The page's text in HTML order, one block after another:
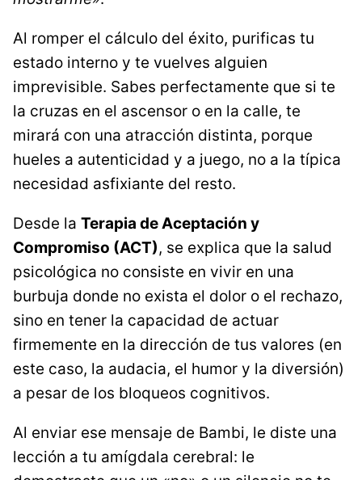
Al romper el cálculo del éxito, purificas tu
estado interno y te vuelves alguien
imprevisible. Sabes perfectamente que si te
la cruzas en el ascensor o en la calle, te
mirará con una atracción distinta, porque
hueles a autenticidad y a juego, no a la típica
necesidad asfixiante del resto.
Desde la Terapia de Aceptación y
Compromiso (ACT), se explica que la salud
psicológica no consiste en vivir en una
burbuja donde no exista el dolor o el rechazo,
sino en tener la capacidad de actuar
firmemente en la dirección de tus valores (en
este caso, la audacia, el humor y la diversión)
a pesar de los bloqueos cognitivos.
Al enviar ese mensaje de Bambi, le diste una
lección a tu amígdala cerebral: le